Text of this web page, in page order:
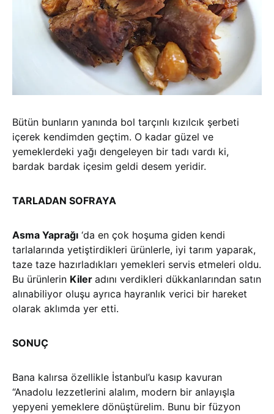
Bütün bunların yanında bol tarçınlı kızılcık şerbeti
içerek kendimden geçtim. O kadar güzel ve
yemeklerdeki yağı dengeleyen bir tadı vardı ki,
bardak bardak içesim geldi desem yeridir.
TARLADAN SOFRAYA
Asma Yaprağı ‘da en çok hoşuma giden kendi
tarlalarında yetiştirdikleri ürünlerle, iyi tarım yaparak,
taze taze hazırladıkları yemekleri servis etmeleri oldu.
Bu ürünlerin Kiler adını verdikleri dükkanlarından satın
alınabiliyor oluşu ayrıca hayranlık verici bir hareket
olarak aklımda yer etti.
SONUÇ
Bana kalırsa özellikle İstanbul’u kasıp kavuran
“Anadolu lezzetlerini alalım, modern bir anlayışla
yepyeni yemeklere dönüştürelim. Bunu bir füzyon